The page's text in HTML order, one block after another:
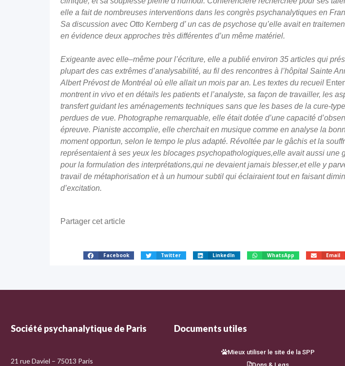
elle a fait de nombreuses interventions dans les congrès psychanalytiques en
Sa discussion avec Otto Kernberg d’ un cas de psychose qu’elle avait en
en évidence deux approches très différentes d’un même matériel.
Exigeante avec elle–même pour l’écriture, elle a publié environ 35 articles qui
plupart des cas extrêmes d’analysabilité, au fil des rencontres à l’hôpital Sainte
Albert Prévost de Montréal où elle allait un mois par an. Les textes du recueil
montrent in vivo et en détails les patients et l’analyste, sa façon de travailler, les
transfert guidant les aménagements techniques sans que les bases de la cure-type
perdues de vue. Photographe remarquable, elle était dotée d’une capacité
épreuve. Pianiste accomplie, elle cherchait en musique comme en analyse la
moment opportun, selon le tempo le plus adapté. Révoltée par le gâchis et la
représentaient à ses yeux les blocages psychopathologiques,elle avait aussi une
pour la formulation des interprétations,qui ne devaient jamais blesser,et elle y
travail de métaphorisation et à un humour subtil qui éclairaient tout en faisant
d’excitation.
Partager cet article
Facebook Twitter LinkedIn WhatsApp Email
Société psychanalytique de Paris
21 rue Daviel – 75013 Paris
Documents utiles
Mieux utiliser le site de la SPP